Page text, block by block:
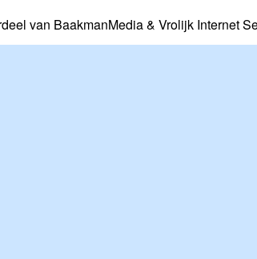
van BaakmanMedia& Vrolijk Internet